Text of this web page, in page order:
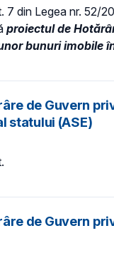
din Legea nr. 52/
proiectul de
bunuri imobile
de Guvern
statului (ASE)
de Guvern